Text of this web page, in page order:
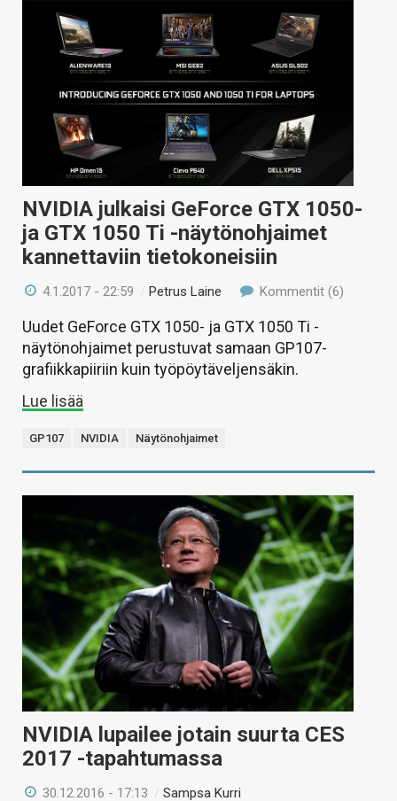
NVIDIA julkaisi GeForce GTX 1050-
ja GTX 1050 Ti -näytönohjaimet
kannettaviin tietokoneisiin
4.1.2017 - 22:59 /Petrus Laine Kommentit (6)
Uudet GeForce GTX 1050- ja GTX 1050 Ti -
näytönohjaimet perustuvat samaan GP107-
grafiikkapiiriin kuin työpöytäveljensäkin.
Lue lisää
GP107 NVIDIA Näytönohjaimet
NVIDIA lupailee jotain suurta CES
2017 -tapahtumassa
30.12.2016 - 17:13 /Sampsa Kurri